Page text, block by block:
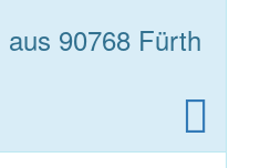
aus 90768 Fürth